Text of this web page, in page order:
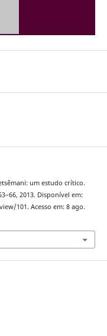
um estudo crítico.
2013. Disponível em:
101. Acesso em: 8 ago.